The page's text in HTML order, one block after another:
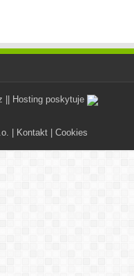
|| Hosting poskytuje
| Kontakt Cookies